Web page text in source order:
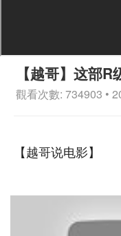
【越哥】这部
觀看次數: 734903 •
【越哥说电影】